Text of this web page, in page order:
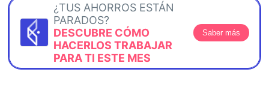
¿TUS AHORROS ESTÁN
PARADOS?
DESCUBRE CÓMO
HACERLOS TRABAJAR
PARA TI ESTE MES
Saber más